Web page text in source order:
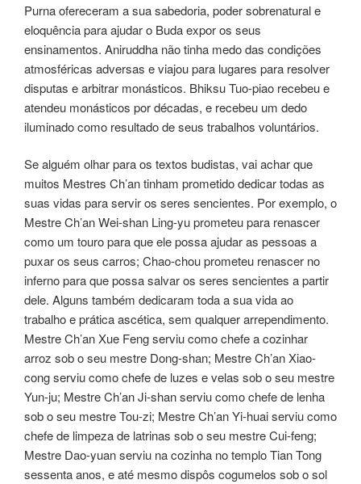
Purna ofereceram a sua sabedoria, poder sobrenatural e
eloquência para ajudar o Buda expor os seus
ensinamentos. Aniruddha não tinha medo das condições
atmosféricas adversas e viajou para lugares para resolver
disputas e arbitrar monásticos. Bhiksu Tuo-piao recebeu e
atendeu monásticos por décadas, e recebeu um dedo
iluminado como resultado de seus trabalhos voluntários.
Se alguém olhar para os textos budistas, vai achar que
muitos Mestres Ch’an tinham prometido dedicar todas as
suas vidas para servir os seres sencientes. Por exemplo, o
Mestre Ch’an Wei-shan Ling-yu prometeu para renascer
como um touro para que ele possa ajudar as pessoas a
puxar os seus carros; Chao-chou prometeu renascer no
inferno para que possa salvar os seres sencientes a partir
dele. Alguns também dedicaram toda a sua vida ao
trabalho e prática ascética, sem qualquer arrependimento.
Mestre Ch’an Xue Feng serviu como chefe a cozinhar
arroz sob o seu mestre Dong-shan; Mestre Ch’an Xiao-
cong serviu como chefe de luzes e velas sob o seu mestre
Yun-ju; Mestre Ch’an Ji-shan serviu como chefe de lenha
sob o seu mestre Tou-zi; Mestre Ch’an Yi-huai serviu como
chefe de limpeza de latrinas sob o seu mestre Cui-feng;
Mestre Dao-yuan serviu na cozinha no templo Tian Tong
sessenta anos, e até mesmo dispôs cogumelos sob o sol